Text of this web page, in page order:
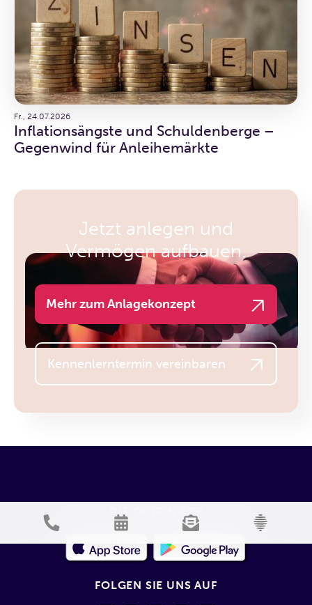
Fr., 24.07.2026
Inflationsängste und Schuldenberge –
Gegenwind für Anleihemärkte
Jetzt anlegen und
Vermögen aufbauen.
Mehr zum Anlagekonzept
Kennenlerntermin vereinbaren
DIE QUIRIN APP
FOLGEN SIE UNS AUF